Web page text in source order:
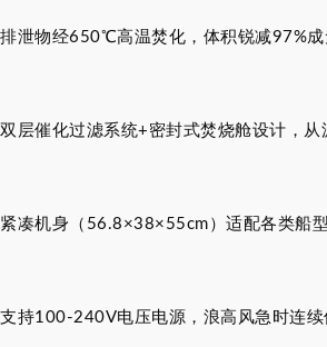
排泄物经650℃高温焚化，体积锐减97%成
双层催化过滤系统+密封式焚烧舱设计，
紧凑机身（56.8×38×55cm）适配各类船
支持100-240V电压电源，浪高风急时连